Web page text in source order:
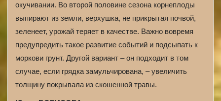
окучивании. Во второй половине сезона корнеплоды
выпирают из земли, верхушка, не прикрытая почвой,
зеленеет, урожай теряет в качестве. Важно вовремя
предупредить такое развитие событий и подсыпать к
моркови грунт. Другой вариант – он подходит в том
случае, если грядка замульчирована, – увеличить
толщину покрывала из скошенной травы.